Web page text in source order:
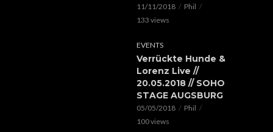
11/11/2018
Phil
133 views
EVENTS
Verrückte Hunde &
Lorenz Live //
20.05.2018 // SOHO
STAGE AUGSBURG
05/05/2018
Phil
100 views